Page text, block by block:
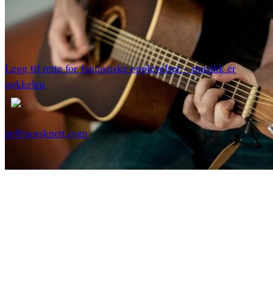
Legg til rette for fantastiske opplevelser – musikk er
nøkkelen
pr@norsknett.com